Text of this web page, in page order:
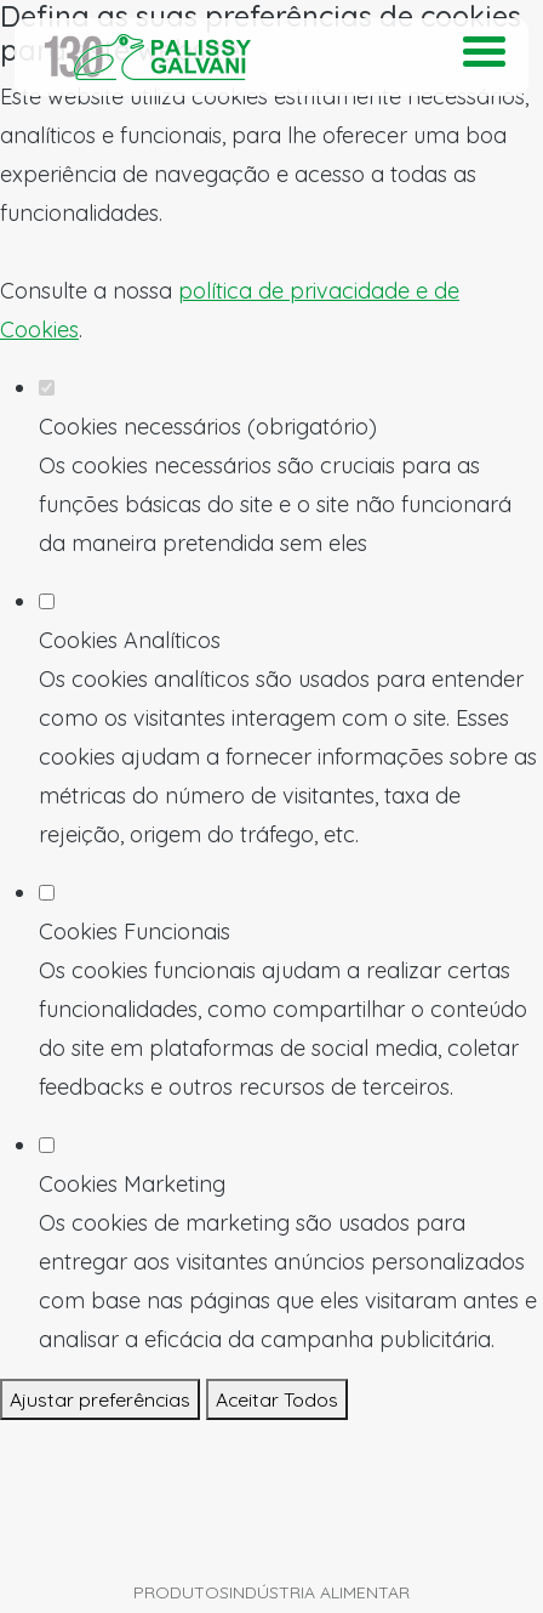
Defina as suas preferências de cookies
para este website.
Este website utiliza cookies estritamente necessários,
analíticos e funcionais, para lhe oferecer uma boa
experiência de navegação e acesso a todas as
funcionalidades.
Consulte a nossa política de privacidade e de
Cookies.
Cookies necessários (obrigatório)
Os cookies necessários são cruciais para as
funções básicas do site e o site não funcionará
da maneira pretendida sem eles
Cookies Analíticos
Os cookies analíticos são usados para entender
como os visitantes interagem com o site. Esses
cookies ajudam a fornecer informações sobre as
métricas do número de visitantes, taxa de
rejeição, origem do tráfego, etc.
Cookies Funcionais
Os cookies funcionais ajudam a realizar certas
funcionalidades, como compartilhar o conteúdo
do site em plataformas de social media, coletar
feedbacks e outros recursos de terceiros.
Cookies Marketing
Os cookies de marketing são usados para
entregar aos visitantes anúncios personalizados
com base nas páginas que eles visitaram antes e
analisar a eficácia da campanha publicitária.
Ajustar preferências Aceitar Todos
PRODUTOSINDÚSTRIA ALIMENTAR